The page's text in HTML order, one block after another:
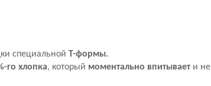
специальнойT-формы.
го хлопка, который моментально впитываети не